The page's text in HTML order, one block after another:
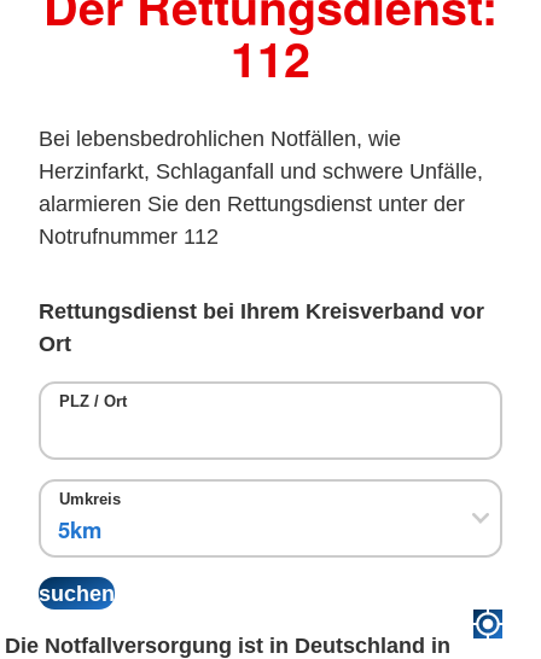
112
Bei lebensbedrohlichen Notfällen, wie
Herzinfarkt, Schlaganfall und schwere Unfälle,
alarmieren Sie den Rettungsdienst unter der
Notrufnummer 112
Rettungsdienst bei Ihrem Kreisverband vor
Ort
PLZ / Ort
Umkreis
Die Notfallversorgung ist in Deutschland in